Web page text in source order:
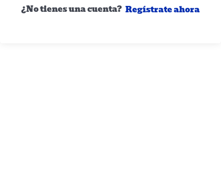
¿No tienes una cuenta? Regístrate ahora